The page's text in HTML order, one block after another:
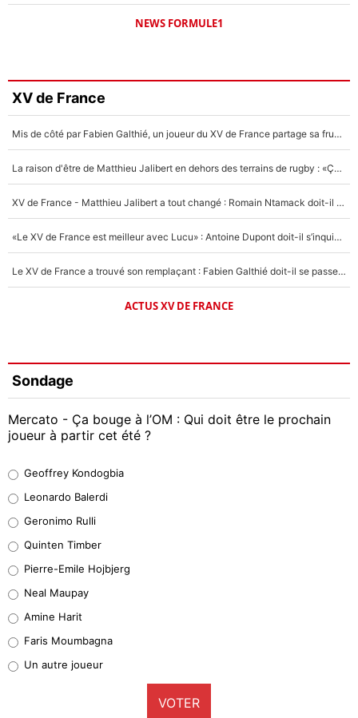
NEWS FORMULE1
XV de France
Mis de côté par Fabien Galthié, un joueur du XV de France partage sa frustration : «ils ne me l’ont pas dit tout de suite»
La raison d'être de Matthieu Jalibert en dehors des terrains de rugby : «Ça m'atteint autant que si tu touches à un membre de ma famille»
XV de France - Matthieu Jalibert a tout changé : Romain Ntamack doit-il s’inquiéter pour sa place à un an de la Coupe du monde ?
«Le XV de France est meilleur avec Lucu» : Antoine Dupont doit-il s’inquiéter pour sa place ?
Le XV de France a trouvé son remplaçant : Fabien Galthié doit-il se passer d'Antoine Dupont ?
ACTUS XV DE FRANCE
Sondage
Mercato - Ça bouge à l’OM : Qui doit être le prochain
joueur à partir cet été ?
38%
32%
5%
1%
9%
Geoffrey Kondogbia
Leonardo Balerdi
Geronimo Rulli
Quinten Timber
Pierre-Emile Hojbjerg
Neal Maupay
Amine Harit
Faris Moumbagna
Un autre joueur
VOTER